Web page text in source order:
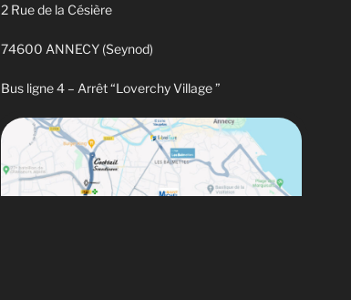
2 Rue de la Césière
74600 ANNECY (Seynod)
Bus ligne 4 – Arrêt “Loverchy Village ”